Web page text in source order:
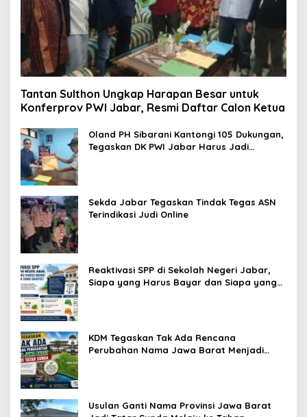
Tantan Sulthon Ungkap Harapan Besar untuk
Konferprov PWI Jabar, Resmi Daftar Calon Ketua
Oland PH Sibarani Kantongi 105 Dukungan,
Tegaskan DK PWI Jabar Harus Jadi
Sekda Jabar Tegaskan Tindak Tegas ASN
Terindikasi Judi Online
Reaktivasi SPP di Sekolah Negeri Jabar,
Siapa yang Harus Bayar dan Siapa yang
KDM Tegaskan Tak Ada Rencana
Perubahan Nama Jawa Barat Menjadi
Usulan Ganti Nama Provinsi Jawa Barat